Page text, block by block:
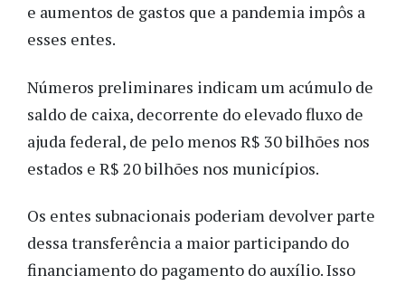
e aumentos de gastos que a pandemia impôs a
esses entes.
Números preliminares indicam um acúmulo de
saldo de caixa, decorrente do elevado fluxo de
ajuda federal, de pelo menos R$ 30 bilhões nos
estados e R$ 20 bilhões nos municípios.
Os entes subnacionais poderiam devolver parte
dessa transferência a maior participando do
financiamento do pagamento do auxílio. Isso